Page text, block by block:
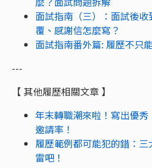
面試指南（三）：面試後
覆、感謝信怎麼寫？
面試指南番外篇: 履歷不只
---
【 其他履歷相關文章 】
年末轉職潮來啦！寫出優
邀請率！
履歷範例都可能犯的錯：
雷吧！